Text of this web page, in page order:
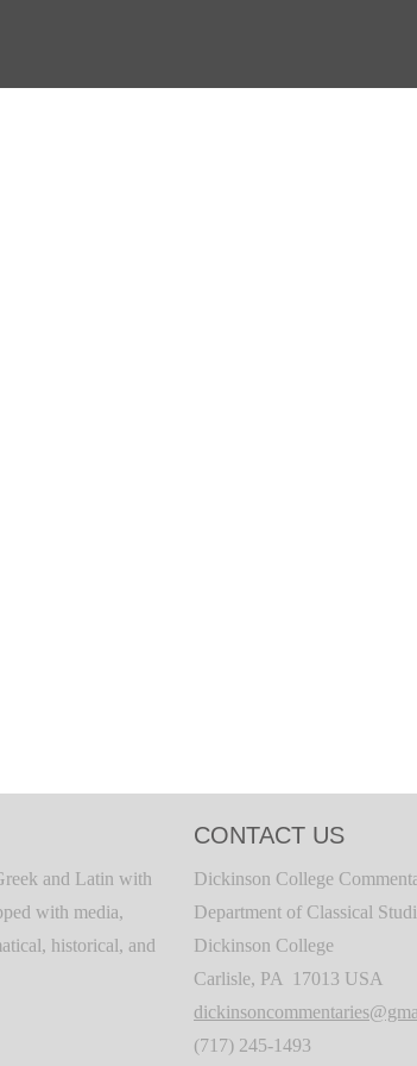
and Latin with
with media,
historical, and
CONTACT US
Dickinson College
Department of Classical
Dickinson College
Carlisle, PA 17013 USA
(717) 245-1493